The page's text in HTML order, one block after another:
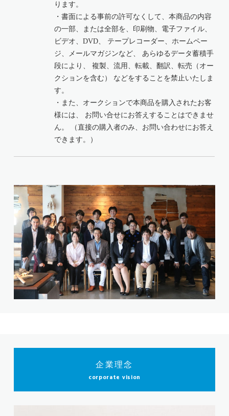
ります。
・書面による事前の許可なくして、本商品の内容
の一部、または全部を、印刷物、電子ファイル、
ビデオ、DVD、 テープレコーダー、ホームペー
ジ、メールマガジンなど、 あらゆるデータ蓄積手
段により、 複製、流用、転載、翻訳、転売（オー
クションを含む） などをすることを禁止いたしま
す。
・また、オークションで本商品を購入されたお客
様には、 お問い合せにお答えすることはできませ
ん。 （直接の購入者のみ、お問い合わせにお答え
できます。）
企業理念
corporate vision